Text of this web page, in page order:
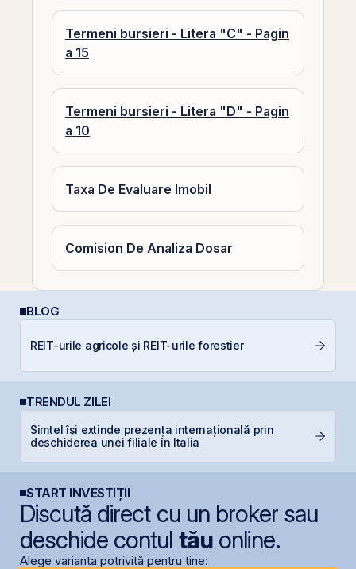
Termeni bursieri - Litera "C" - Pagin
a 15
Termeni bursieri - Litera "D" - Pagin
a 10
Taxa De Evaluare Imobil
Comision De Analiza Dosar
BLOG
REIT-urile agricole și REIT-urile forestier
TRENDUL ZILEI
Simtel își extinde prezența internațională prin
deschiderea unei filiale în Italia
START INVESTIȚII
Discută direct cu un broker sau
deschide contul tăuonline.
Alege varianta potrivită pentru tine: